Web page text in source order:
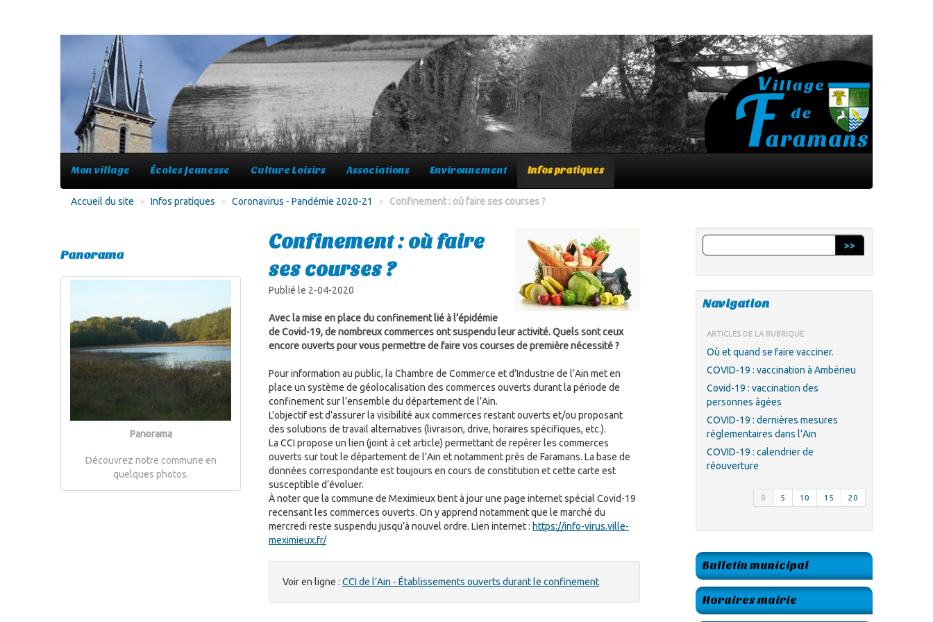
Mon village Écoles Jeunesse Culture Loisirs Associations Environnement Infos pratiques
Accueil du site > Infos pratiques > Coronavirus - Pandémie 2020-21 > Confinement : où faire ses courses ?
Confinement : où faire
ses courses ?
Publié le 2-04-2020
Avec la mise en place du confinement lié à l’épidémie
de Covid-19, de nombreux commerces ont suspendu leur activité. Quels sont ceux
encore ouverts pour vous permettre de faire vos courses de première nécessité ?
Pour information au public, la Chambre de Commerce et d’Industrie de l’Ain met en
place un système de géolocalisation des commerces ouverts durant la période de
confinement sur l’ensemble du département de l’Ain.
L’objectif est d’assurer la visibilité aux commerces restant ouverts et/ou proposant
des solutions de travail alternatives (livraison, drive, horaires spécifiques, etc.).
La CCI propose un lien (joint à cet article) permettant de repérer les commerces
ouverts sur tout le département de l’Ain et notamment près de Faramans. La base de
données correspondante est toujours en cours de constitution et cette carte est
susceptible d’évoluer.
À noter que la commune de Meximieux tient à jour une page internet spécial Covid-19
recensant les commerces ouverts. On y apprend notamment que le marché du
mercredi reste suspendu jusqu’à nouvel ordre. Lien internet : https://info-virus.ville-
meximieux.fr/
Voir en ligne : CCI de l’Ain - Établissements ouverts durant le confinement
>>
Navigation
ARTICLES DE LA RUBRIQUE
Où et quand se faire vacciner.
COVID-19 : vaccination à Ambérieu
Covid-19 : vaccination des
personnes âgées
COVID-19 : dernières mesures
réglementaires dans l’Ain
COVID-19 : calendrier de
réouverture
0 5 10 15 20
Bulletin municipal
Horaires mairie
Panorama
Panorama
Découvrez notre commune en
quelques photos.